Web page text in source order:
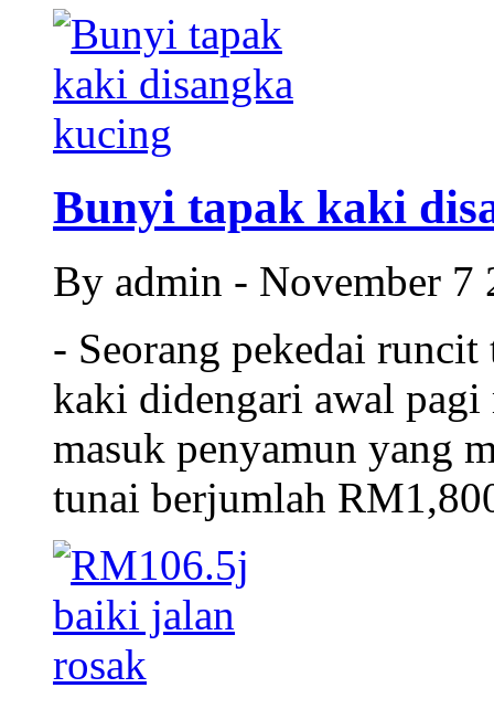
Bunyi tapak kaki
By admin - November 7
- Seorang pekedai
kaki didengari awal pagi
masuk penyamun yang
tunai berjumlah